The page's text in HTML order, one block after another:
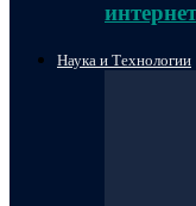
Наука и Технологии